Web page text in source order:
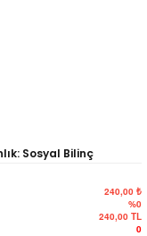
Sosyal Bilinç
240,00 ₺
%0
240,00 TL
0